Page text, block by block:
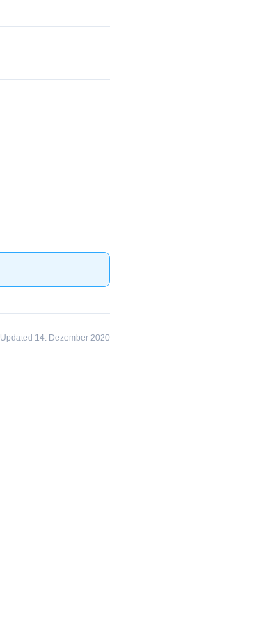
Updated 14. Dezember 2020